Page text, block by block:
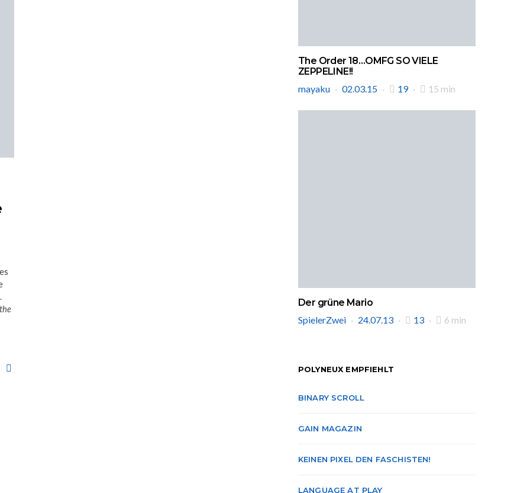
The Order 18…OMFG SO VIELE
ZEPPELINE!!
mayaku
02.03.15 19 15 min
Der grüne Mario
SpielerZwei
24.07.13 13 6 min
POLYNEUX EMPFIEHLT
BINARY SCROLL
GAIN MAGAZIN
KEINEN PIXEL DEN FASCHISTEN!
LANGUAGE AT PLAY